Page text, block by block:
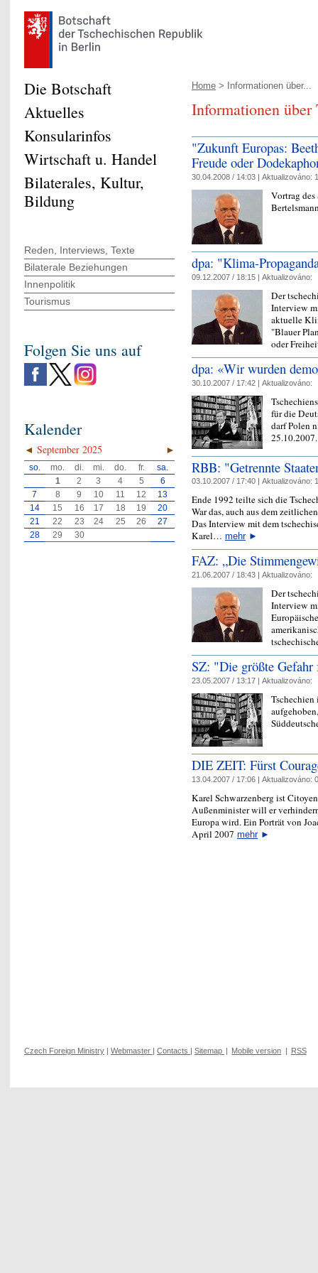
Home > Informationen über...
Informationen über
"Zukunft Europas:
Freude oder
30.04.2008 / 14:03 | Aktualizováno:
Vortrag
dpa: "Klima-
09.12.2007 / 18:15 | Aktualizováno:
Der
Interview
aktuelle
"Blauer
oder
dpa: «Wir wurden
30.10.2007 / 17:42 | Aktualizováno:
für die
darf Polen
RBB: "Getrennte
03.10.2007 / 17:40 | Aktualizováno:
Ende 1992 teilte sich die
War das, auch aus dem
Das Interview mit dem
Karel… mehr►
FAZ: „Die
21.06.2007 / 18:43 | Aktualizováno:
Der
Interview
SZ: "Die größte
23.05.2007 / 13:17 | Aktualizováno:
DIE ZEIT: Fürst
13.04.2007 / 17:06 | Aktualizováno:
Karel Schwarzenberg ist
Außenminister will er
Europa wird. Ein Porträt von
April 2007 mehr►
Die Botschaft
Aktuelles
Konsularinfos
Wirtschaft u. Handel
Bilaterales, Kultur,
Bildung
Reden, Interviews, Texte
Bilaterale Beziehungen
Innenpolitik
Tourismus
Folgen Sie uns auf
Kalender
◄ ►
September 2025
so. mo. di. mi. do. fr.
sa.
1
2 3 4 5
6
7
8 9 10 11 12
13
14
15 16 17 18 19
20
21
22 23 24 25 26
27
28
29 30
Czech Foreign Ministry | Webmaster | Contacts | Sitemap | Mobile version | RSS